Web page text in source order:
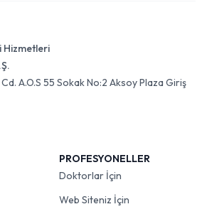
Hizmetleri
A.O.S 55 Sokak No:2 Aksoy Plaza Giriş
PROFESYONELLER
Doktorlar İçin
Web Siteniz İçin